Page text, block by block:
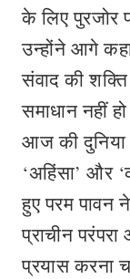
के लिए पुरजोर
उन्होंने आगे
संवाद की
समाधान नहीं
आज की
‘अहिंसा’ और
हुए परम पावन
प्राचीन
प्रयास करना